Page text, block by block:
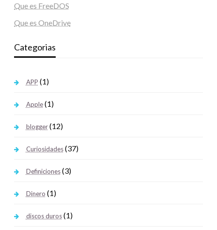
Que es FreeDOS
Que es OneDrive
Categorias
APP (1)
Apple(1)
blogger(12)
Curiosidades(37)
Definiciones(3)
Dinero (1)
discos duros(1)